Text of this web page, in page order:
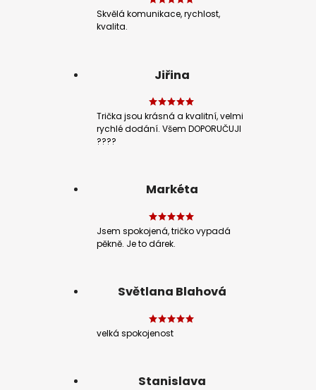
Skvělá komunikace, rychlost,
kvalita.
Jiřina
Trička jsou krásná a kvalitní, velmi
rychlé dodání. Všem DOPORUČUJI
????
Markéta
Jsem spokojená, tričko vypadá
pěkně. Je to dárek.
Světlana Blahová
velká spokojenost
Stanislava